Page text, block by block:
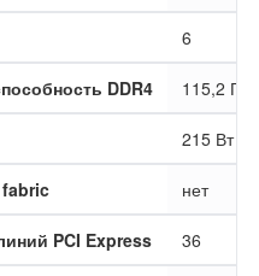
6
DDR4 115,2 ГБ/
215 Вт
нет
PCI Express 36